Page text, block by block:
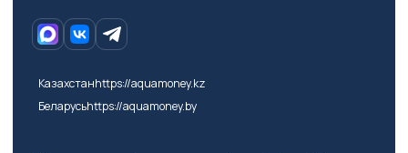
Казахстанhttps://aquamoney.kz
Беларусьhttps://aquamoney.by